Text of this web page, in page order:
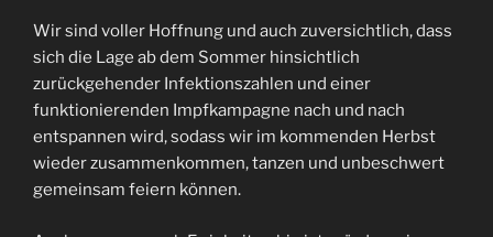
Wir sind voller Hoffnung und auch zuversichtlich, dass
sich die Lage ab dem Sommer hinsichtlich
zurückgehender Infektionszahlen und einer
funktionierenden Impfkampagne nach und nach
entspannen wird, sodass wir im kommenden Herbst
wieder zusammenkommen, tanzen und unbeschwert
gemeinsam feiern können.